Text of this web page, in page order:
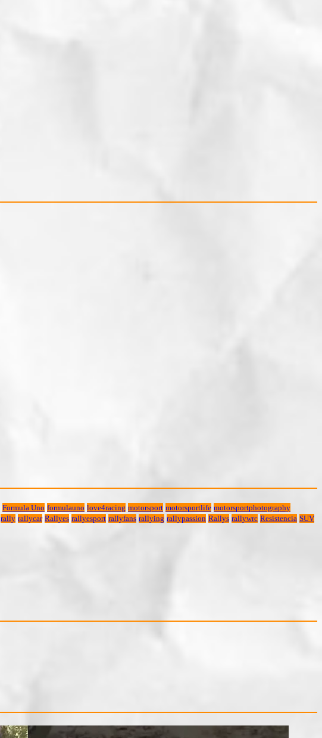
Formula Uno formulauno love4racing motorsport motorsportlife motorsportphotography
rally rallycar Rallyes rallyesport rallyfans rallying rallypassion Rallys rallywrc Resistencia SUV